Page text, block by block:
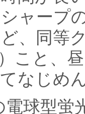
ャープ
、同等
こと、
なじめ
電球型蛍